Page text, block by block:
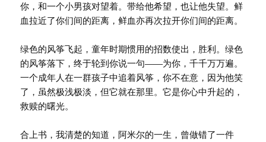
你，和一个小男孩对望着。带给他希望，也让他失望。鲜
血拉近了你们间的距离，鲜血亦再次拉开你们间的距离。
绿色的风筝飞起，童年时期惯用的招数使出，胜利。绿色
的风筝落下，终于轮到你说一句——为你，千千万万遍。
一个成年人在一群孩子中追着风筝，你不在意，因为他笑
了，虽然极浅极淡，但它就在那里。它是你心中升起的，
救赎的曙光。
合上书，我清楚的知道，阿米尔的一生，曾做错了一件